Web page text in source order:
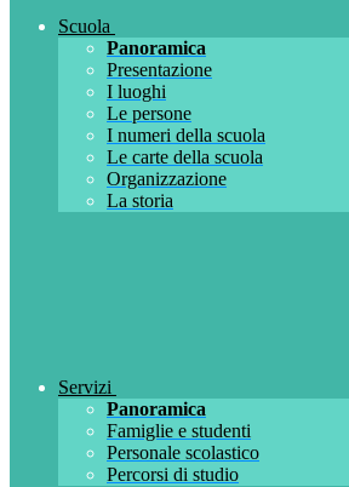
Scuola
Panoramica
Presentazione
I luoghi
Le persone
I numeri della scuola
Le carte della scuola
Organizzazione
La storia
Servizi
Panoramica
Famiglie e studenti
Personale scolastico
Percorsi di studio